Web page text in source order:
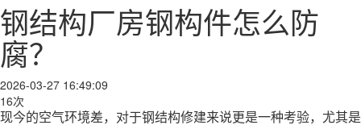
钢结构厂房钢构件怎么防
腐？
2026-03-27 16:49:09
16次
现今的空气环境差，对于钢结构修建来说更是一种考验，尤其是